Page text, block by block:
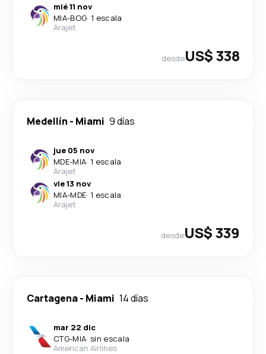
mié 11 nov
MIA-BOG· 1 escala
Arajet
desdeUS$ 338
Medellín - Miami 9 días
jue 05 nov
MDE-MIA· 1 escala
Arajet
vie 13 nov
MIA-MDE· 1 escala
Arajet
desdeUS$ 339
Cartagena- Miami 14 días
mar 22 dic
CTG-MIA· sin escala
American Airlines